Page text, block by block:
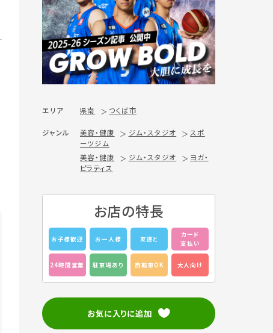
エリア 県南 つくば市
ジャンル 美容・健康 ジム・スタジオ
スポ
ーツジム
美容・健康
ジム・スタジオ
ヨガ・
ピラティス
お店の特長
お子様歓迎 お一人様 友達と
カード
支払い
24時間営業 駐車場あり 自転車OK 大人向け
お気に入りに追加